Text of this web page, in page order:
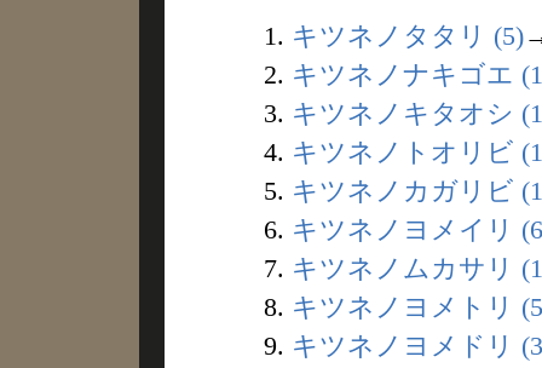
1. キツネノタタリ (5)
2. キツネノナキゴエ
3. キツネノキタオシ
4. キツネノトオリビ
5. キツネノカガリビ
6. キツネノヨメイリ
7. キツネノムカサリ
8. キツネノヨメトリ
9. キツネノヨメドリ